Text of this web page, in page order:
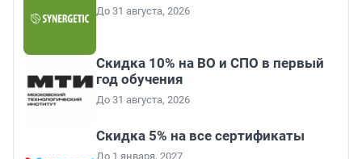
До 31 августа, 2026
Скидка 10% на ВО и СПО в первый
год обучения
До 31 августа, 2026
Скидка 5% на все сертификаты
До 1 января, 2027